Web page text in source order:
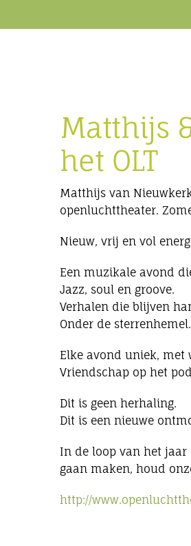
Matthijs
het OLT
Matthijs van
openluchttheater.
Nieuw, vrij en vol
Een muzikale avond
Jazz, soul en groove.
Verhalen die blijven
Onder de sterrenhemel.
Elke avond uniek, met
Vriendschap op het
Dit is geen herhaling.
Dit is een nieuwe
In de loop van het jaar
gaan maken, houd
http://